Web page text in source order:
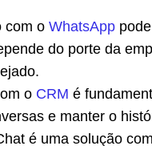
com o WhatsApp
do porte da
o CRM é
e manter o
é uma solução